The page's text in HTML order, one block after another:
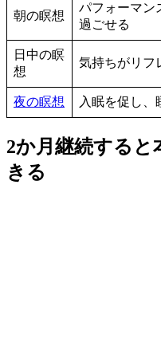
朝の瞑想
パフォーマン
過ごせる
日中の瞑
想
気持ちがリフ
夜の瞑想 入眠を促し、
2か月継続すると
きる